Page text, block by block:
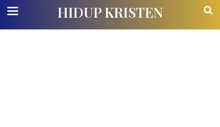
HIDUP KRISTEN